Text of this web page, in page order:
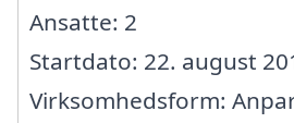
Ansatte: 2
Startdato: 22. august
Virksomhedsform: